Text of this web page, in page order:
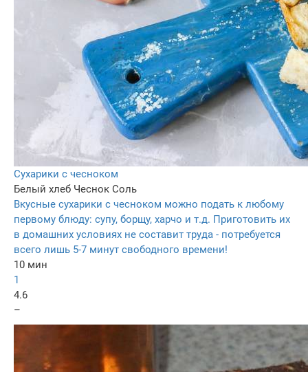
Сухарики с чесноком
Белый хлеб Чеснок Соль
Вкусные сухарики с чесноком можно подать к любому
первому блюду: супу, борщу, харчо и т.д. Приготовить их
в домашних условиях не составит труда - потребуется
всего лишь 5-7 минут свободного времени!
10 мин
1
4.6
–